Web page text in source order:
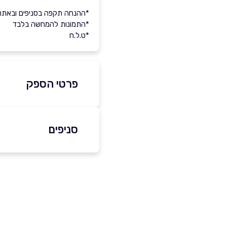
*ההנחה תקפה בסניפים
*התמונות להמחשה בלבד
*ט.ל.ח
פרטי הספק
באתר
סניפים
ראשון לציון